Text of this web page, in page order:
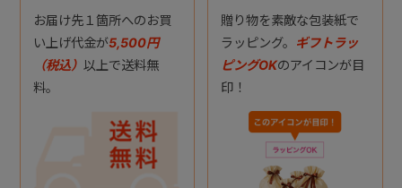
お届け先１箇所へのお買
い上げ代金が5,500円
（税込） 以上で送料無
料。
贈り物を素敵な包装紙で
ラッピング。 ギフトラッ
ピングOKのアイコンが目
印！